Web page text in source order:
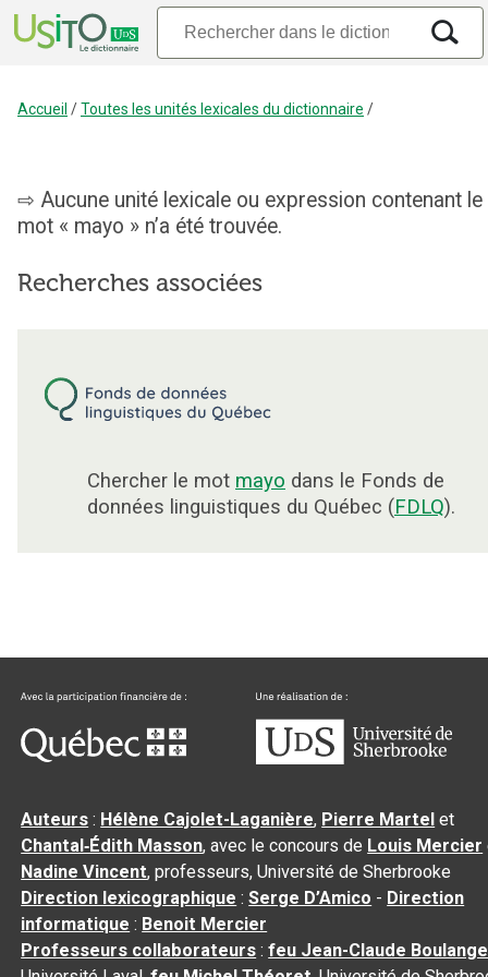
Accueil /Toutes les unités lexicales du dictionnaire /
Aucune unité lexicale ou expression contenant le
mot « mayo » n’a été trouvée.
Recherches associées
Chercher le mot mayo dans le Fonds de
données linguistiques du Québec (FDLQ).
Auteurs : Hélène Cajolet-Laganière, Pierre Martel et
Chantal‑Édith Masson, avec le concours de Louis Mercier
Nadine Vincent, professeurs, Université de Sherbrooke
Direction lexicographique :Serge D’Amico - Direction
informatique : Benoit Mercier
Professeurs collaborateurs :feu Jean-Claude